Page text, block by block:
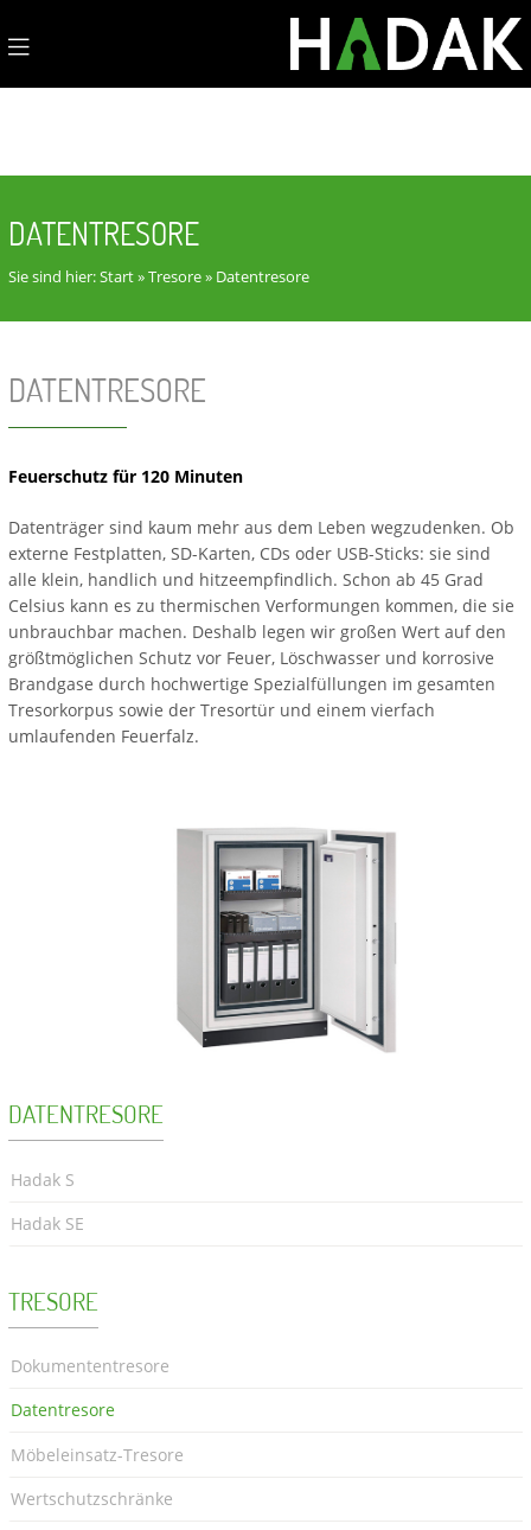
DATENTRESORE
Sie sind hier:Start»Tresore» Datentresore
DATENTRESORE
Feuerschutz für 120 Minuten
Datenträger sind kaum mehr aus dem Leben wegzudenken. Ob
externe Festplatten, SD-Karten, CDs oder USB-Sticks: sie sind
alle klein, handlich und hitzeempfindlich. Schon ab 45 Grad
Celsius kann es zu thermischen Verformungen kommen, die sie
unbrauchbar machen. Deshalb legen wir großen Wert auf den
größtmöglichen Schutz vor Feuer, Löschwasser und korrosive
Brandgase durch hochwertige Spezialfüllungen im gesamten
Tresorkorpus sowie der Tresortür und einem vierfach
umlaufenden Feuerfalz.
DATENTRESORE
Hadak S
Hadak SE
TRESORE
Dokumententresore
Datentresore
Möbeleinsatz-Tresore
Wertschutzschränke